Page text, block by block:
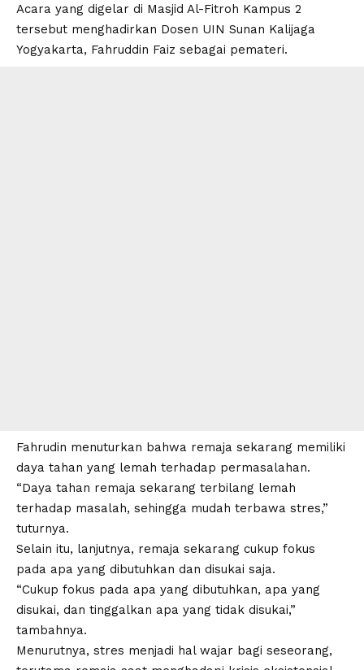
Acara yang digelar di Masjid Al-Fitroh Kampus 2
tersebut menghadirkan Dosen UIN Sunan Kalijaga
Yogyakarta, Fahruddin Faiz sebagai pemateri.
Fahrudin menuturkan bahwa remaja sekarang memiliki
daya tahan yang lemah terhadap permasalahan.
“Daya tahan remaja sekarang terbilang lemah
terhadap masalah, sehingga mudah terbawa stres,”
tuturnya.
Selain itu, lanjutnya, remaja sekarang cukup fokus
pada apa yang dibutuhkan dan disukai saja.
“Cukup fokus pada apa yang dibutuhkan, apa yang
disukai, dan tinggalkan apa yang tidak disukai,”
tambahnya.
Menurutnya, stres menjadi hal wajar bagi seseorang,